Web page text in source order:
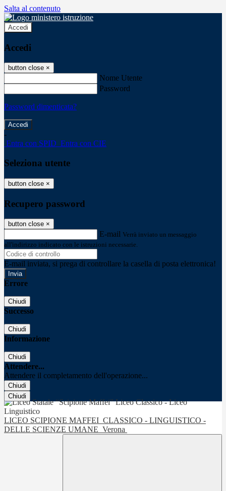
Salta al contenuto
Accedi
Accedi
button close ×
Nome Utente
Password
Password dimenticata?
-
Entra con SPID Entra con CIE
Seleziona utente
button close ×
Recupero password
button close ×
E-mail Verrà inviato un messaggio
all'indirizzo indicato con le istruzioni necessarie.
E-mail inviata, si prega di controllare la casella di posta elettronica!
Errore
Chiudi
Successo
Chiudi
Informazione
Chiudi
Attendere...
Attendere il completamento dell'operazione...
Chiudi
Chiudi
LICEO SCIPIONE MAFFEI CLASSICO - LINGUISTICO -
DELLE SCIENZE UMANE Verona